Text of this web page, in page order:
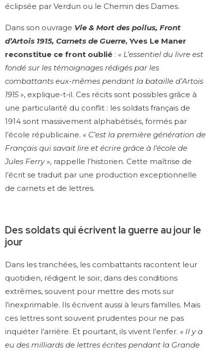
éclipsée par Verdun ou le Chemin des Dames.
Dans son ouvrage Vie & Mort des poilus, Front
d’Artois 1915, Carnets de Guerre, Yves Le Maner
reconstitue ce front oublié : « L’essentiel du livre est
fondé sur les témoignages rédigés par les
combattants eux-mêmes pendant la bataille d’Artois
1915 », explique-t-il. Ces récits sont possibles grâce à
une particularité du conflit : les soldats français de
1914 sont massivement alphabétisés, formés par
l’école républicaine. « C’est la première génération de
Français qui savait lire et écrire grâce à l’école de
Jules Ferry », rappelle l’historien. Cette maîtrise de
l’écrit se traduit par une production exceptionnelle
de carnets et de lettres.
Des soldats qui écrivent la guerre au jour le
jour
Dans les tranchées, les combattants racontent leur
quotidien, rédigent le soir, dans des conditions
extrêmes, souvent pour mettre des mots sur
l’inexprimable. Ils écrivent aussi à leurs familles. Mais
ces lettres sont souvent prudentes pour ne pas
inquiéter l’arrière. Et pourtant, ils vivent l’enfer. « Il y a
eu des milliards de lettres écrites pendant la Grande